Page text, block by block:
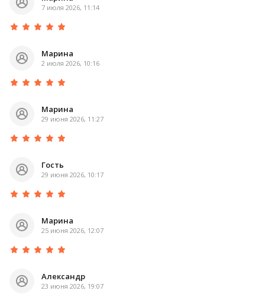
7 июля 2026, 11:14
Марина
2 июля 2026, 10:16
Марина
29 июня 2026, 11:27
Гость
29 июня 2026, 10:17
Марина
25 июня 2026, 12:07
Александр
23 июня 2026, 19:07